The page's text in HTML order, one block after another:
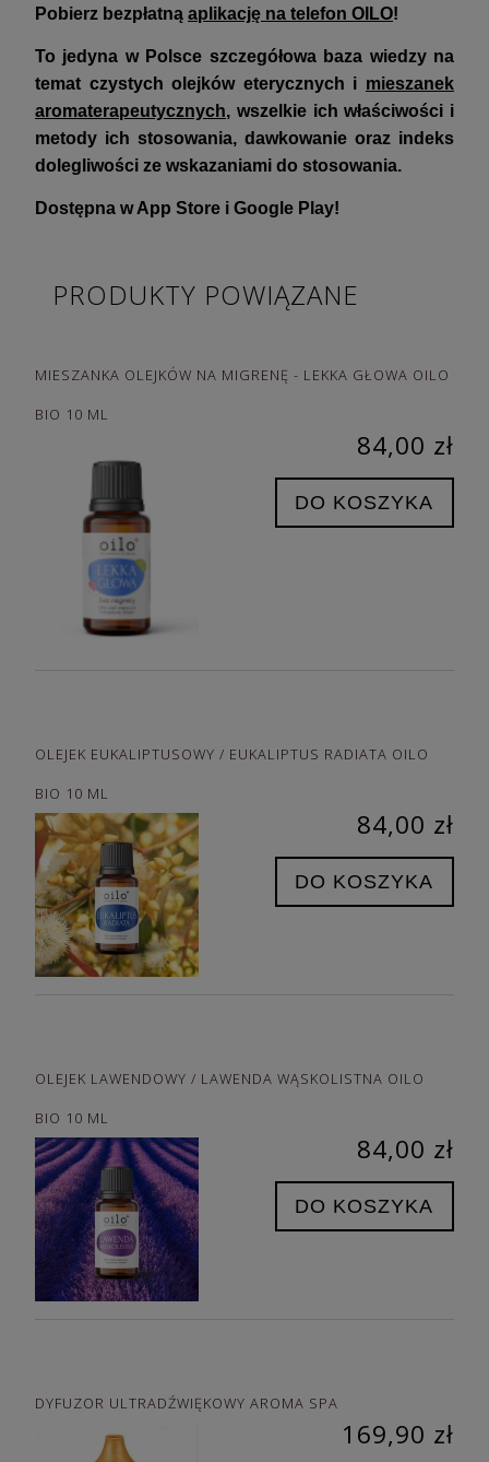
Pobierz bezpłatną aplikację na telefon OILO!
To jedyna w Polsce szczegółowa baza wiedzy na
temat czystych olejków eterycznych i mieszanek
aromaterapeutycznych, wszelkie ich właściwości i
metody ich stosowania, dawkowanie oraz indeks
dolegliwości ze wskazaniami do stosowania.
Dostępna w App Store i Google Play!
PRODUKTY POWIĄZANE
MIESZANKA OLEJKÓW NA MIGRENĘ - LEKKA GŁOWA OILO
BIO 10 ML
84,00 zł
DO KOSZYKA
OLEJEK EUKALIPTUSOWY / EUKALIPTUS RADIATA OILO
BIO 10 ML
84,00 zł
DO KOSZYKA
OLEJEK LAWENDOWY / LAWENDA WĄSKOLISTNA OILO
BIO 10 ML
84,00 zł
DO KOSZYKA
DYFUZOR ULTRADŹWIĘKOWY AROMA SPA
169,90 zł